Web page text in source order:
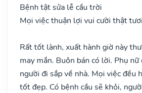
Bệnh tật sửa lễ cầu trời
Mọi việc thuận lợi vui cười thật
Rất tốt lành, xuất hành giờ này
may mắn. Buôn bán có lời. Phụ
người đi sắp về nhà. Mọi việc đều
tốt đẹp. Có bệnh cầu sẽ khỏi,